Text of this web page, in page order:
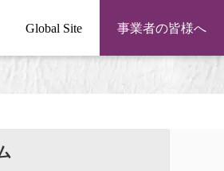
Global Site 事業者の皆様へ